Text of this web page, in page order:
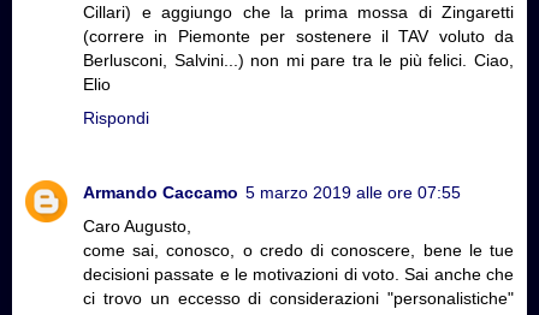
Cillari) e aggiungo che la prima mossa di Zingaretti
(correre in Piemonte per sostenere il TAV voluto da
Berlusconi, Salvini...) non mi pare tra le più felici. Ciao,
Elio
Rispondi
Armando Caccamo 5 marzo 2019 alle ore 07:55
Caro Augusto,
come sai, conosco, o credo di conoscere, bene le tue
decisioni passate e le motivazioni di voto. Sai anche che
ci trovo un eccesso di considerazioni "personalistiche"